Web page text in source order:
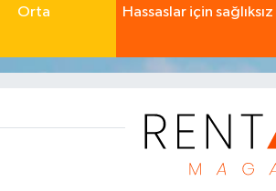
Orta Hassaslar için sağlıksız